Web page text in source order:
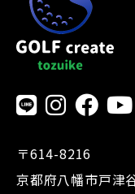
〒614-8216
京都府八幡市戸津